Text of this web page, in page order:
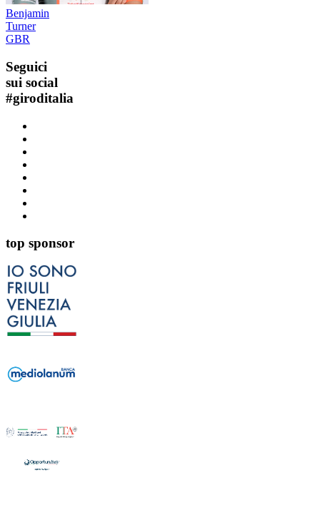
Benjamin
Turner
GBR
Seguici
sui social
#giroditalia
top sponsor